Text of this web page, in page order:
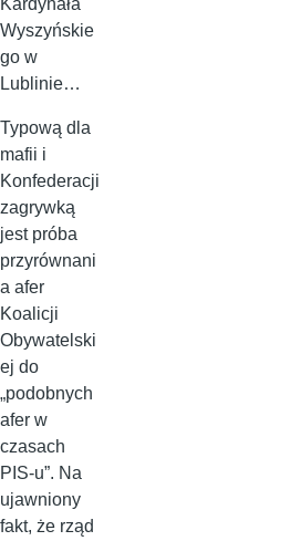
Wyszyńskie
go w
Lublinie…
Typową dla
mafii i
Konfederacji
zagrywką
jest próba
przyrównani
a afer
Koalicji
Obywatelski
ej do
„podobnych
afer w
czasach
PIS-u”. Na
ujawniony
fakt, że rząd